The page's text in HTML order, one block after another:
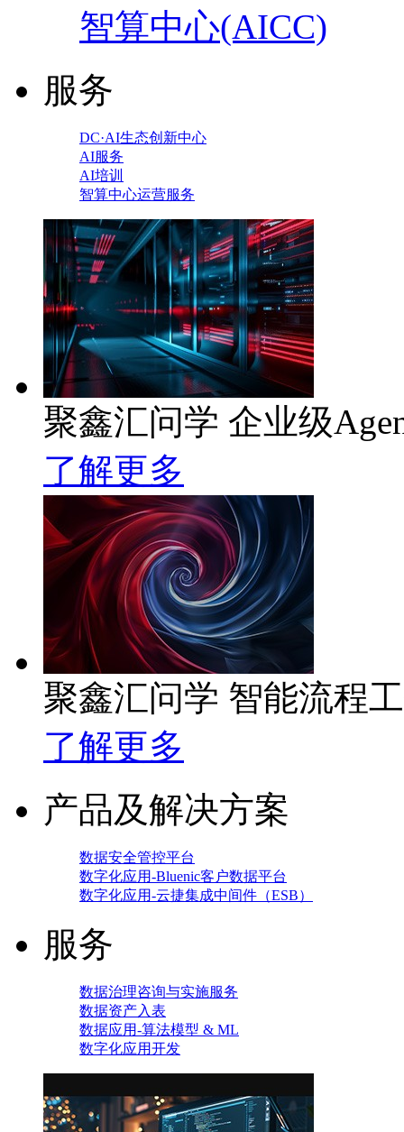
智算中心(AICC)
服务
DC·AI生态创新中心
AI服务
AI培训
智算中心运营服务
聚鑫汇问学 企业级
了解更多
聚鑫汇问学 智能流程
了解更多
产品及解决方案
数据安全管控平台
数字化应用-Bluenic客户数据平台
数字化应用-云捷集成中间件（ESB）
服务
数据治理咨询与实施服务
数据资产入表
数据应用-算法模型 & ML
数字化应用开发